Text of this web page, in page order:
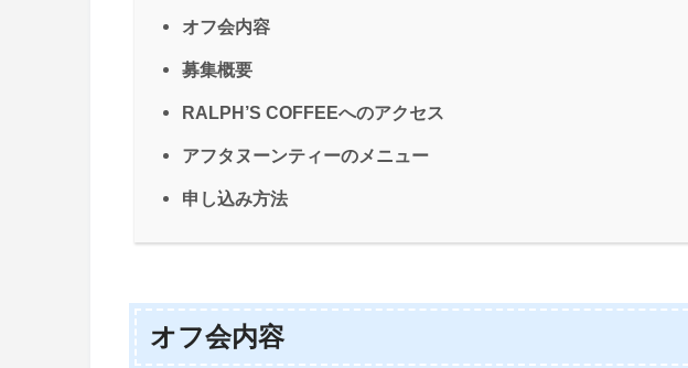
オフ会内容
募集概要
RALPH’S COFFEEへのアクセス
アフタヌーンティーのメニュー
申し込み方法
オフ会内容